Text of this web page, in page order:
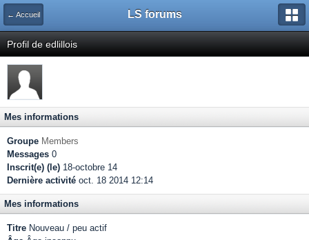
← Accueil LS forums
Profil de edlillois
Mes informations
Groupe Members
Messages 0
Inscrit(e) (le) 18-octobre 14
Dernière activité oct. 18 2014 12:14
Mes informations
Titre Nouveau / peu actif